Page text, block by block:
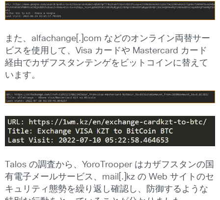
また、alfachange[.]com などのオンライン両替サー
ビスを使用して、Visa カードや Mastercard カード
経由でカザフスタンテンゲをビットコインに替えて
います。
Talos の調査から、YoroTrooper はカザフスタンの国
有電子メールサービス、mail[.]kz の Web サイトのセ
キュリティ態勢を繰り返し確認し、防御するような